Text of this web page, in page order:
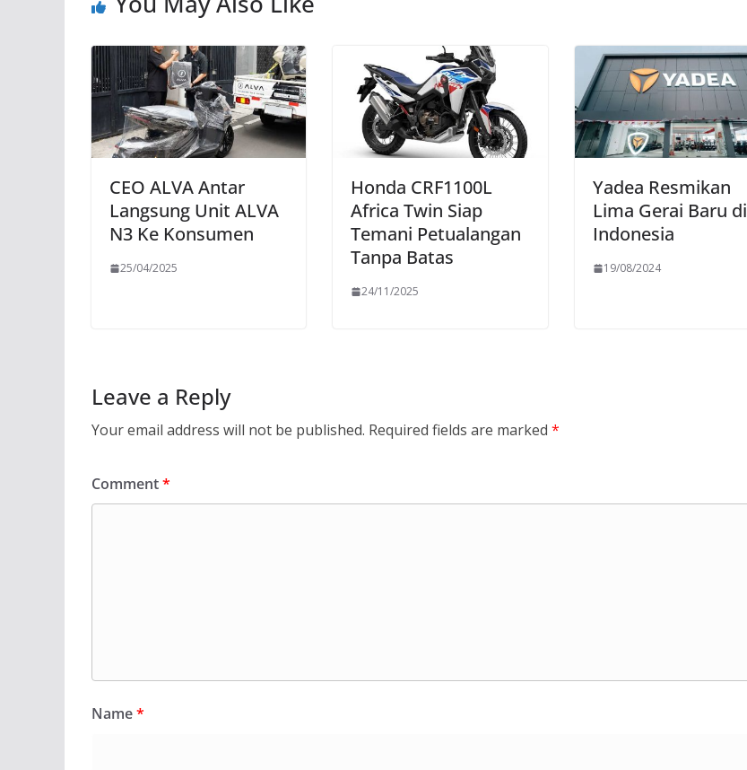
CEO ALVA Antar
Langsung Unit ALVA
N3 Ke Konsumen
25/04/2025
Honda CRF1100L
Africa Twin Siap
Temani Petualangan
Tanpa Batas
24/11/2025
Yadea Resmikan
Lima Gerai Baru di
Indonesia
19/08/2024
Leave a Reply
Your email address will not be published. Required fields are marked *
Comment*
Name*